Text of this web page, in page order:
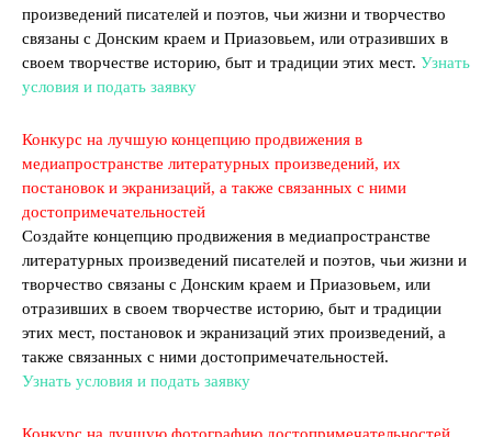
произведений писателей и поэтов, чьи жизни и творчество
связаны с Донским краем и Приазовьем, или отразивших в
своем творчестве историю, быт и традиции этих мест. Узнать
условия и подать заявку
Конкурс на лучшую концепцию продвижения в
медиапространстве литературных произведений, их
постановок и экранизаций, а также связанных с ними
достопримечательностей
Создайте концепцию продвижения в медиапространстве
литературных произведений писателей и поэтов, чьи жизни и
творчество связаны с Донским краем и Приазовьем, или
отразивших в своем творчестве историю, быт и традиции
этих мест, постановок и экранизаций этих произведений, а
также связанных с ними достопримечательностей.
Узнать условия и подать заявку